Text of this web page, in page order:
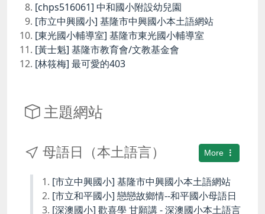
[chps516061] 中和國小附設幼兒園
[市立中興國小] 基隆市中興國小本土語網站
[東光國小輔導室] 基隆市東光國小輔導室
[黃士魁] 基隆市教育會/文教基金會
[林筱梅] 最可愛的403
主題網站
More
母語日（本土語言）
[市立中興國小] 基隆市中興國小本土語網站
[市立和平國小] 戀戀故鄉情--和平國小母語日
[深澳國小] 歡喜學 甘願講 - 深澳國小本土語言